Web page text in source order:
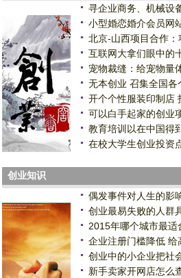
寻企业商务、机械设
小型婚恋婚介会员网
北京-山西项目合作
互联网大拿们眼中的
宠物裁缝：给宠物量
无本创业 召集全国
开个个性服装印制店
可以白手起家的创业
教育培训以在中国得
在校大学生创业投资
创业知识
偶发事件对人生的影
创业最易失败的人群
2015年哪个城市最适
企业注册门槛降低
创业中的小企业把社
新手卖家开网店怎么